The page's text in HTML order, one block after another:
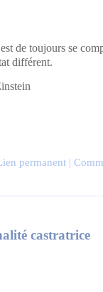
de toujours se
différent.
permanent |
castratrice